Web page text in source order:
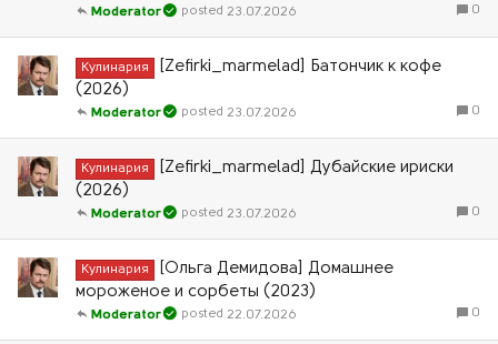
0
23.07.2026
Moderator
Кулинария
[Zefirki_marmelad] Батончик к кофе
(2026)
0
23.07.2026
Moderator
Кулинария
[Zefirki_marmelad] Дубайские ириски
(2026)
0
23.07.2026
Moderator
Кулинария
[Ольга Демидова] Домашнее
мороженое и сорбеты (2023)
0
22.07.2026
Moderator